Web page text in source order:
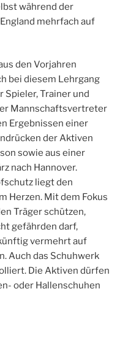
während der
mehrfach auf
den Vorjahren
bei diesem Lehrgang
Spieler, Trainer und
Mannschaftsvertreter
Ergebnissen einer
der Aktiven
sowie aus einer
nach Hannover.
liegt den
Herzen. Mit dem Fokus
Träger schützen,
gefährden darf,
vermehrt auf
Auch das Schuhwerk
Die Aktiven dürfen
oder Hallenschuhen